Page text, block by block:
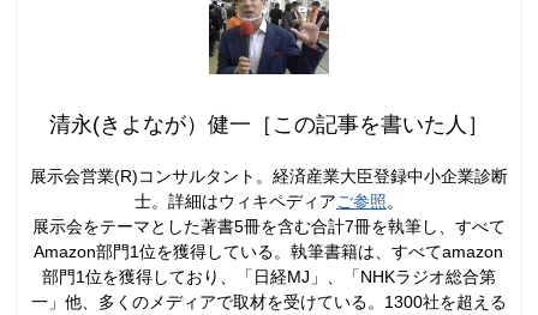
清永(きよなが）健一［この記事を書いた人］
展示会営業(R)コンサルタント。経済産業大臣登録中小企業診断
士。詳細はウィキペディアご参照。
展示会をテーマとした著書5冊を含む合計7冊を執筆し、すべて
Amazon部門1位を獲得している。執筆書籍は、すべてamazon
部門1位を獲得しており、「日経MJ」、「NHKラジオ総合第
一」他、多くのメディアで取材を受けている。1300社を超える